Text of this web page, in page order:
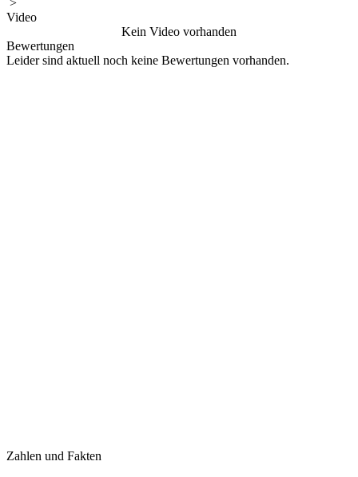
Video
Kein Video vorhanden
Bewertungen
Leider sind aktuell noch keine Bewertungen vorhanden.
Zahlen und Fakten